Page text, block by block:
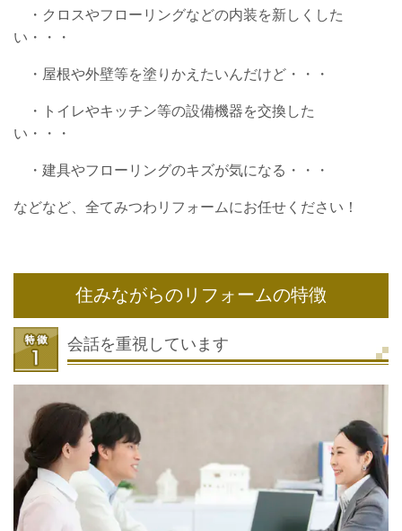
・クロスやフローリングなどの内装を新しくした
い・・・
・屋根や外壁等を塗りかえたいんだけど・・・
・トイレやキッチン等の設備機器を交換した
い・・・
・建具やフローリングのキズが気になる・・・
などなど、全てみつわリフォームにお任せください！
住みながらのリフォームの特徴
会話を重視しています